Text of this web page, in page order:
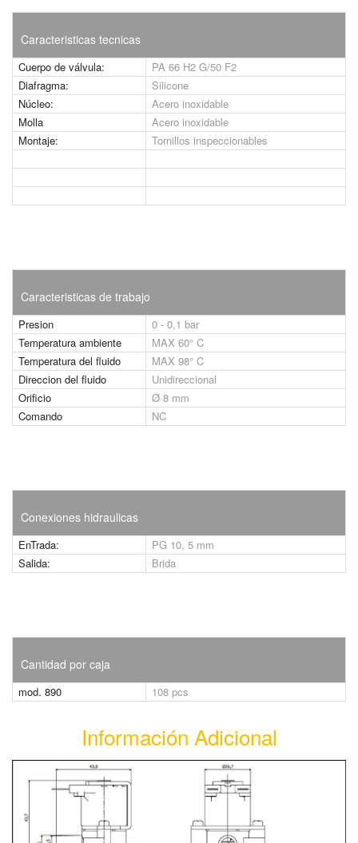
Caracteristicas tecnicas
Cuerpo de válvula:
PA 66 H2 G/50 F2
Diafragma:
Silicone
Núcleo:
Acero inoxidable
Molla
Acero inoxidable
Montaje:
Tornillos inspeccionables
Caracteristicas de trabajo
Presion
0 - 0,1 bar
Temperatura ambiente
MAX 60° C
Temperatura del fluido
MAX 98° C
Direccion del fluido
Unidireccional
Orificio
Ø 8 mm
Comando
NC
Conexiones hidraulicas
EnTrada:
PG 10, 5 mm
Salida:
Brida
Cantidad por caja
mod. 890 108 pcs
Información Adicional